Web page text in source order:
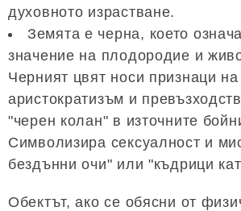
духовното израстване.
Земята е черна, което
значение на плодородие и
Черният цвят носи признаци на
аристократизъм и
"черен колан" в източните
Символизира сексуалност и
бездънни очи" или "къдрици
Обектът, ако се обясни от